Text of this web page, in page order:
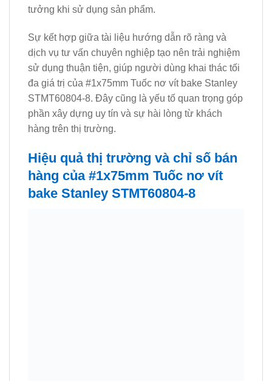
tưởng khi sử dụng sản phẩm.
Sự kết hợp giữa tài liệu hướng dẫn rõ ràng và
dịch vụ tư vấn chuyên nghiệp tạo nên trải nghiệm
sử dụng thuận tiện, giúp người dùng khai thác tối
đa giá trị của #1x75mm Tuốc nơ vít bake Stanley
STMT60804-8. Đây cũng là yếu tố quan trọng góp
phần xây dựng uy tín và sự hài lòng từ khách
hàng trên thị trường.
Hiệu quả thị trường và chỉ số bán
hàng của #1x75mm Tuốc nơ vít
bake Stanley STMT60804-8